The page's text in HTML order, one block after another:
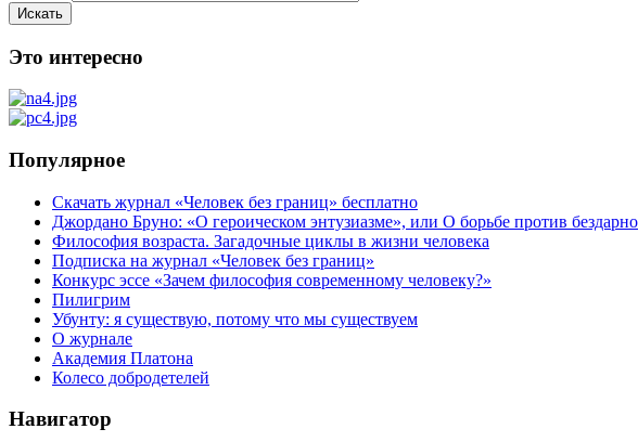
Искать
Это интересно
Популярное
Скачать журнал «Человек без границ» бесплатно
Джордано Бруно: «О героическом энтузиазме», или О борьбе против
Философия возраста. Загадочные циклы в жизни человека
Подписка на журнал «Человек без границ»
Конкурс эссе «Зачем философия современному человеку?»
Пилигрим
Убунту: я существую, потому что мы существуем
О журнале
Академия Платона
Колесо добродетелей
Навигатор